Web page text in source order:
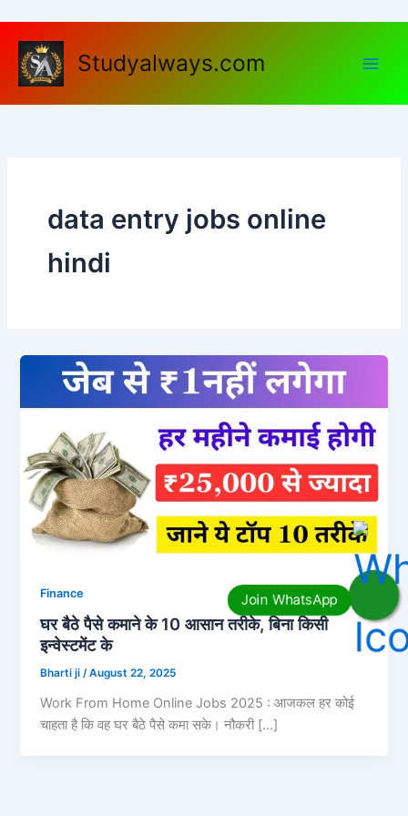
content
Studyalways.com
data entry jobs online
hindi
Finance
घर बैठे पैसे कमाने के 10 आसान तरीके, बिना किसी
इन्वेस्टमेंट के
Bharti ji/August 22, 2025
Work From Home Online Jobs 2025 : आजकल हर कोई
चाहता है कि वह घर बैठे पैसे कमा सके। नौकरी […]